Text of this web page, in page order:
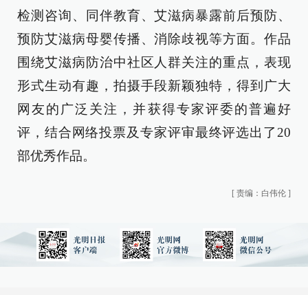
检测咨询、同伴教育、艾滋病暴露前后预防、
预防艾滋病母婴传播、消除歧视等方面。作品
围绕艾滋病防治中社区人群关注的重点，表现
形式生动有趣，拍摄手段新颖独特，得到广大
网友的广泛关注，并获得专家评委的普遍好
评，结合网络投票及专家评审最终评选出了20
部优秀作品。
[ 责编：白伟伦 ]